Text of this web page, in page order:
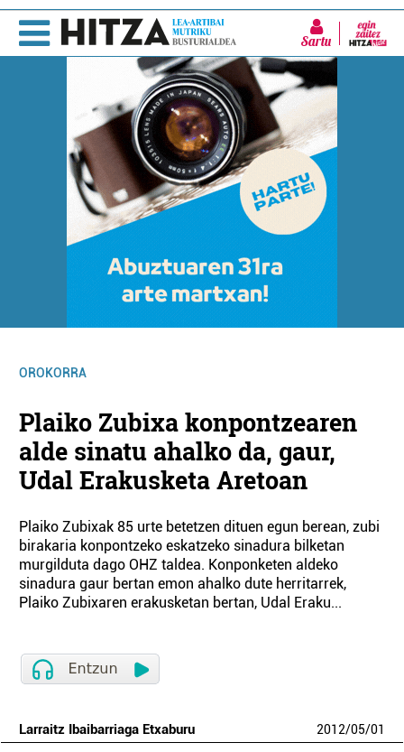
Sartu
OROKORRA
Plaiko Zubixa konpontzearen
alde sinatu ahalko da, gaur,
Udal Erakusketa Aretoan
Plaiko Zubixak 85 urte betetzen dituen egun berean, zubi
birakaria konpontzeko eskatzeko sinadura bilketan
murgilduta dago OHZ taldea. Konponketen aldeko
sinadura gaur bertan emon ahalko dute herritarrek,
Plaiko Zubixaren erakusketan bertan, Udal Eraku...
Larraitz Ibaibarriaga Etxaburu 2012/05/01